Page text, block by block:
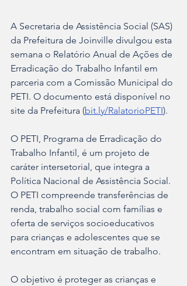
A Secretaria de Assistência Social (SAS)
da Prefeitura de Joinville divulgou esta
semana o Relatório Anual de Ações de
Erradicação do Trabalho Infantil em
parceria com a Comissão Municipal do
PETI. O documento está disponível no
site da Prefeitura (bit.ly/RalatorioPETI).
O PETI, Programa de Erradicação do
Trabalho Infantil, é um projeto de
caráter intersetorial, que integra a
Política Nacional de Assistência Social.
O PETI compreende transferências de
renda, trabalho social com famílias e
oferta de serviços socioeducativos
para crianças e adolescentes que se
encontram em situação de trabalho.
O objetivo é proteger as crianças e